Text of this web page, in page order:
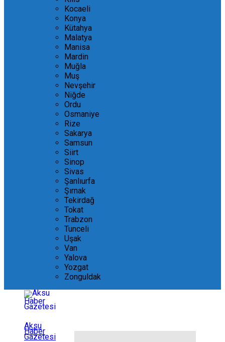
Kocaeli
Konya
Kütahya
Malatya
Manisa
Mardin
Muğla
Muş
Nevşehir
Niğde
Ordu
Osmaniye
Rize
Sakarya
Samsun
Siirt
Sinop
Sivas
Şanlıurfa
Şırnak
Tekirdağ
Tokat
Trabzon
Tunceli
Uşak
Van
Yalova
Yozgat
Zonguldak
Aksu
Haber
Gazetesi